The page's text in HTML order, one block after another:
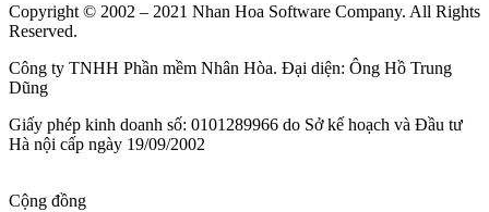
Copyright © 2002 – 2021 Nhan Hoa Software Company. All Rights
Reserved.
Công ty TNHH Phần mềm Nhân Hòa. Đại diện: Ông Hồ Trung
Dũng
Giấy phép kinh doanh số: 0101289966 do Sở kế hoạch và Đầu tư
Hà nội cấp ngày 19/09/2002
Cộng đồng